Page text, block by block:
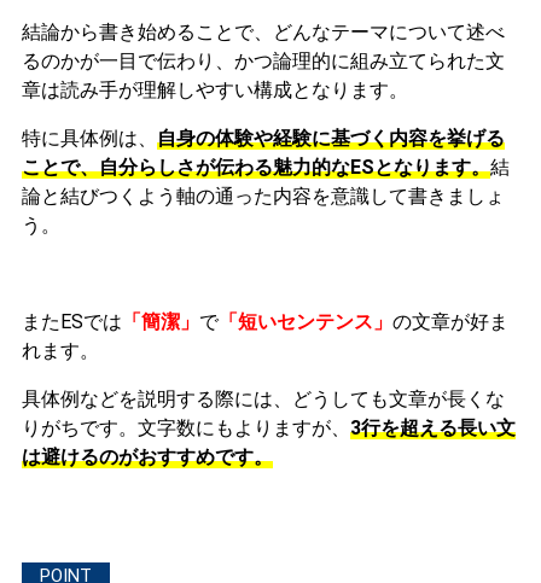
結論から書き始めることで、どんなテーマについて述べ
るのかが一目で伝わり、かつ論理的に組み立てられた文
章は読み手が理解しやすい構成となります。
特に具体例は、 自身の体験や経験に基づく内容を挙げる
ことで、自分らしさが伝わる魅力的なESとなります。結
論と結びつくよう軸の通った内容を意識して書きましょ
う。
またESでは 「簡潔」 で「短いセンテンス」 の文章が好ま
れます。
具体例などを説明する際には、どうしても文章が長くな
りがちです。文字数にもよりますが、 3行を超える長い文
は避けるのがおすすめです。